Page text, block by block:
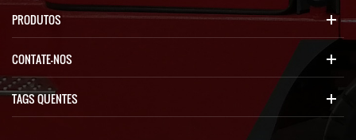
km/h R Everse 1 0-8,5 km/h
G 28Â° Rade Capacidade H
conversor de torque
ydraulico estágio único,
4lementos T Ransmissão
contador de eixo R tempo de
Aise ¤6.8s T OTAL ¤12.5s T
26.5-25 tipo de ira Motor E
PRODUTOS
CONTATE-NOS
TAGS QUENTES